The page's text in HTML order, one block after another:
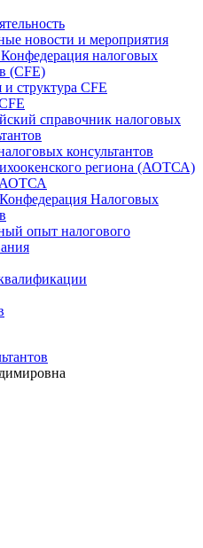
новости и мероприятия
налоговых
(CFE)
структура CFE
справочник налоговых
консультантов
региона (АОТСА)
Налоговых
опыт налогового